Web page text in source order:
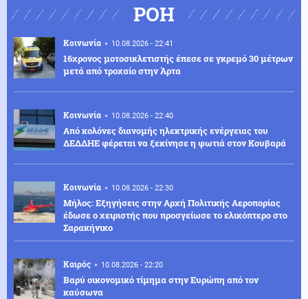
ΡΟΗ
Κοινωνία 10.08.2026 - 22:41
16χρονος μοτοσικλετιστής έπεσε σε γκρεμό 30 μέτρων
μετά από τροχαίο στην Άρτα
Κοινωνία 10.08.2026 - 22:40
Από κολόνες διανομής ηλεκτρικής ενέργειας του
ΔΕΔΔΗΕ φέρεται να ξεκίνησε η φωτιά στον Κουβαρά
Κοινωνία 10.08.2026 - 22:30
Μήλος: Εξηγήσεις στην Αρχή Πολιτικής Αεροπορίας
έδωσε ο χειριστής που προσγείωσε το ελικόπτερο στο
Σαρακήνικο
Καιρός 10.08.2026 - 22:20
Βαρύ οικονομικό τίμημα στην Ευρώπη από τον
καύσωνα